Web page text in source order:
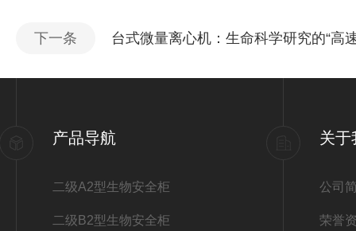
下一条 台式微量离心机：生命科学研究的“高
产品导航
二级A2型生物安全柜
二级B2型生物安全柜
关于
公司
荣誉